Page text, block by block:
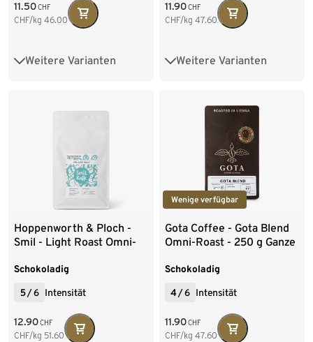
11.50CHF
CHF/kg 46.00
Weitere Varianten
250 g Ganze Bohne
4 x 1 kg Ganze Bohne
11.90CHF
CHF/kg 47.60
Weitere Varianten
250 g Ganze Bohne
4 x 1 kg Ganze Bohne
Hoppenworth & Ploch -
Smil - Light Roast Omni-
Bohne
Schokoladig
5 /6 Intensität
12.90CHF
CHF/kg 51.60
Wenige verfügbar
Gota Coffee - Gota Blend
Omni-Roast - 250 g Ganze
Schokoladig
4/6 Intensität
11.90CHF
CHF/kg 47.60